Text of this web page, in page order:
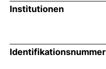
Institutionen
Identifikationsnummer